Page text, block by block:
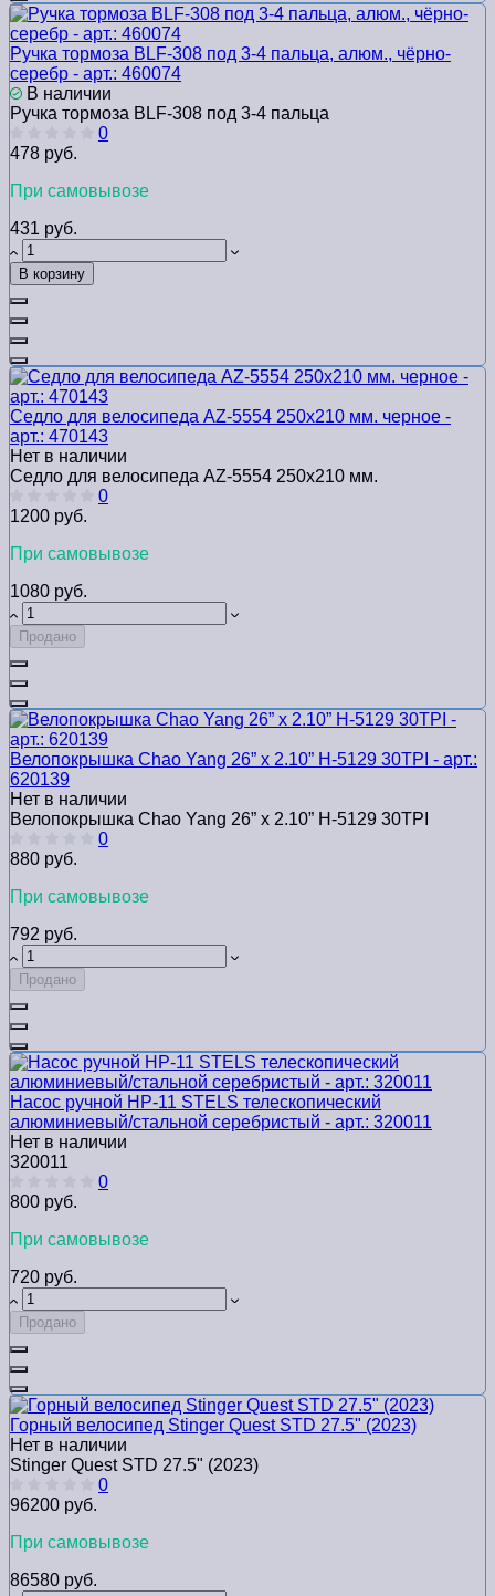
Ручка тормоза BLF-308 под 3-4 пальца, алюм., чёрно-
серебр - арт.: 460074
В наличии
Ручка тормоза BLF-308 под 3-4 пальца
0
478 руб.
При самовывозе
431 руб.
В корзину
Седло для велосипеда AZ-5554 250x210 мм. черное -
арт.: 470143
Нет в наличии
Седло для велосипеда AZ-5554 250x210 мм.
0
1200 руб.
При самовывозе
1080 руб.
Продано
Велопокрышка Chao Yang 26” x 2.10” H-5129 30TPI - арт.:
620139
Нет в наличии
Велопокрышка Chao Yang 26” x 2.10” H-5129 30TPI
0
880 руб.
При самовывозе
792 руб.
Продано
Насос ручной HP-11 STELS телескопический
алюминиевый/стальной серебристый - арт.: 320011
Нет в наличии
320011
0
800 руб.
При самовывозе
720 руб.
Продано
Горный велосипед Stinger Quest STD 27.5" (2023)
Нет в наличии
Stinger Quest STD 27.5" (2023)
0
96200 руб.
При самовывозе
86580 руб.